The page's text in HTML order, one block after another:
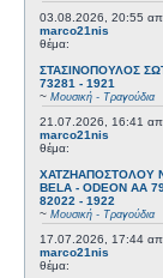
03.08.2026, 20:55
marco21nis
θέμα:
ΣΤΑΣΙΝΟΠΟΥΛΟΣ
73281 - 1921
~ Μουσική - Τραγούδια
21.07.2026, 16:41
marco21nis
θέμα:
ΧΑΤΖΗΑΠΟΣΤΟΛΟΥ
BELA - ODEON AA
82022 - 1922
~ Μουσική - Τραγούδια
17.07.2026, 17:44
marco21nis
θέμα: